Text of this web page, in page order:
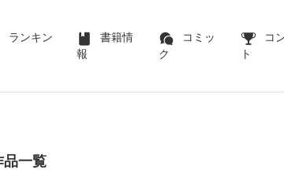
ランキン
書籍情
報
コミッ
ク
コ
ト
品一覧